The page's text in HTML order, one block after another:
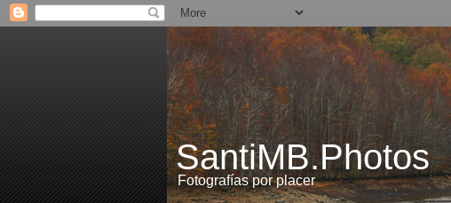
SantiMB.Photos
Fotografías por placer